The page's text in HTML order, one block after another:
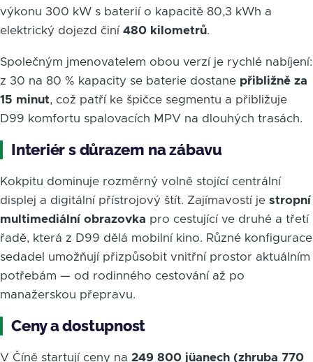
výkonu 300 kW s baterií o kapacitě 80,3 kWh a
elektrický dojezd činí 480 kilometrů.
Společným jmenovatelem obou verzí je rychlé nabíjení:
z 30 na 80 % kapacity se baterie dostane přibližně za
15 minut, což patří ke špičce segmentu a přibližuje
D99 komfortu spalovacích MPV na dlouhých trasách.
Interiér s důrazem na zábavu
Kokpitu dominuje rozměrný volně stojící centrální
displej a digitální přístrojový štít. Zajímavostí je stropní
multimediální obrazovka pro cestující ve druhé a třetí
řadě, která z D99 dělá mobilní kino. Různé konfigurace
sedadel umožňují přizpůsobit vnitřní prostor aktuálním
potřebám — od rodinného cestování až po
manažerskou přepravu.
Ceny a dostupnost
V Číně startují ceny na 249 800 jüanech (zhruba 770